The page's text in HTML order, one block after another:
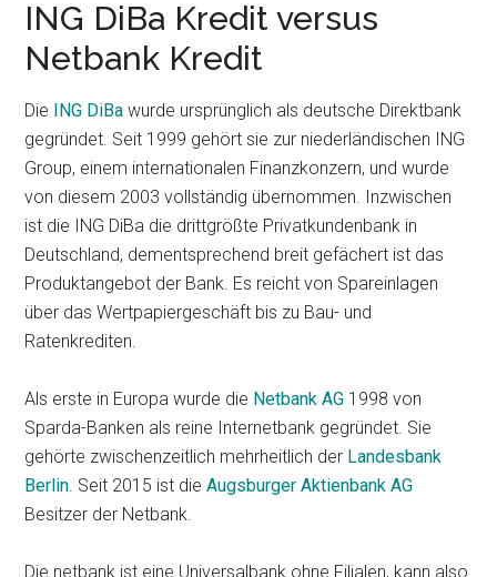
ING DiBa Kredit versus
Netbank Kredit
Die ING DiBa wurde ursprünglich als deutsche Direktbank
gegründet. Seit 1999 gehört sie zur niederländischen ING
Group, einem internationalen Finanzkonzern, und wurde
von diesem 2003 vollständig übernommen. Inzwischen
ist die ING DiBa die drittgrößte Privatkundenbank in
Deutschland, dementsprechend breit gefächert ist das
Produktangebot der Bank. Es reicht von Spareinlagen
über das Wertpapiergeschäft bis zu Bau- und
Ratenkrediten.
Als erste in Europa wurde die Netbank AG 1998 von
Sparda-Banken als reine Internetbank gegründet. Sie
gehörte zwischenzeitlich mehrheitlich der Landesbank
Berlin. Seit 2015 ist dieAugsburger Aktienbank AG
Besitzer der Netbank.
Die netbank ist eine Universalbank ohne Filialen, kann also